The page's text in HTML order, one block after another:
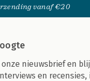
vanaf €20
onze nieuwsbrief en
en recensies,